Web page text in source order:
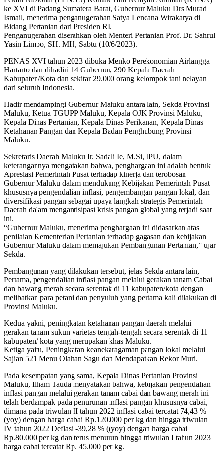
ke XVI di Padang Sumatera Barat, Gubernur Maluku Drs Murad
Ismail, menerima penganugerahan Satya Lencana Wirakarya di
Bidang Pertanian dari Presiden RI.
Penganugerahan diserahkan oleh Menteri Pertanian Prof. Dr. Sahrul
Yasin Limpo, SH. MH, Sabtu (10/6/2023).
PENAS XVI tahun 2023 dibuka Menko Perekonomian Airlangga
Hartarto dan dihadiri 14 Gubernur, 290 Kepala Daerah
Kabupaten/Kota dan sekitar 29.000 orang kelompok tani nelayan
dari seluruh Indonesia.
Hadir mendampingi Gubernur Maluku antara lain, Sekda Provinsi
Maluku, Ketua TGUPP Maluku, Kepala OJK Provinsi Maluku,
Kepala Dinas Pertanian, Kepala Dinas Perikanan, Kepala Dinas
Ketahanan Pangan dan Kepala Badan Penghubung Provinsi
Maluku.
Sekretaris Daerah Maluku Ir. Sadali Ie, M.Si, IPU, dalam
keterangannya mengatakan bahwa, penghargaan ini adalah bentuk
Apresiasi Pemerintah Pusat terhadap kinerja dan terobosan
Gubernur Maluku dalam mendukung Kebijakan Pemerintah Pusat
khususnya pengendalian inflasi, pengembangan pangan lokal, dan
diversifikasi pangan sebagai upaya langkah strategis Pemerintah
Daerah dalam mengantisipasi krisis pangan global yang terjadi saat
ini.
“Gubernur Maluku, menerima penghargaan ini didasarkan atas
penilaian Kementerian Pertanian terhadap gagasan dan kebijakan
Gubernur Maluku dalam memajukan Pembangunan Pertanian,” ujar
Sekda.
Pembangunan yang dilakukan tersebut, jelas Sekda antara lain,
Pertama, pengendalian inflasi pangan melalui gerakan tanam Cabai
dan bawang merah secara serentak di 11 kabupaten/kota dengan
melibatkan para petani dan penyuluh yang pertama kali dilakukan di
Provinsi Maluku.
Kedua yakni, peningkatan ketahanan pangan daerah melalui
gerakan tanam sukun varietas tengah-tengah secara serentak di 11
kabupaten/ kota yang merupakan khas Maluku.
Ketiga yaitu, Peningkatan keanekaragaman pangan lokal melalui
Sajian 521 Menu Olahan Sagu dan Mendapatkan Rekor Muri.
Pada kesempatan yang sama, Kepala Dinas Pertanian Provinsi
Maluku, Ilham Tauda menyatakan bahwa, kebijakan pengendalian
inflasi pangan melalui gerakan tanam cabai dan bawang merah ini
telah berdampak pada penurunan inflasi pangan khususnya cabai,
dimana pada triwulan II tahun 2022 inflasi cabai tercatat 74,43 %
(yoy) dengan harga cabai Rp.120.000 per kg dan hingga triwulan
IV tahun 2022 Deflasi -39,28 % ((yoy) dengan harga cabai
Rp.80.000 per kg dan terus menurun hingga triwulan I tahun 2023
harga cabai tercatat Rp. 45.000 per kg.